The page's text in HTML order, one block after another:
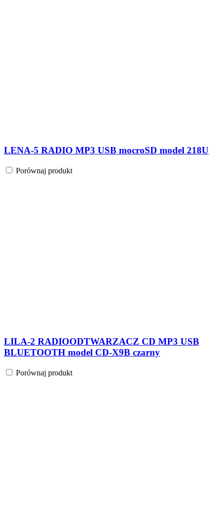
LENA-5 RADIO MP3 USB mocroSD model 218U
Porównaj produkt
LILA-2 RADIOODTWARZACZ CD MP3 USB
BLUETOOTH model CD-X9B czarny
Porównaj produkt